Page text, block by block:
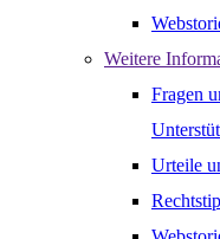
Weitere
Fragen
Urteile